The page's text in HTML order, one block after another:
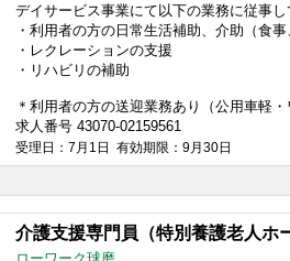
デイサービス事業にて以下の業務に従事し
・利用者の方の日常生活補助、介助（食事
・レクレーションの支援
・リハビリの補助
＊利用者の方の送迎業務あり（公用車軽
求人番号 43070-02159561
受理日：7月1日 有効期限：9月30日
介護支援専門員（特別養護老人ホ